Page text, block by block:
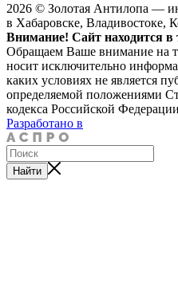
2026 © Золотая Антилопа —
в Хабаровске, Владивостоке,
Внимание! Сайт находится в
Обращаем Ваше внимание на
носит исключительно
каких условиях не является
определяемой положениями
кодекса Российской
Разработано в
Найти